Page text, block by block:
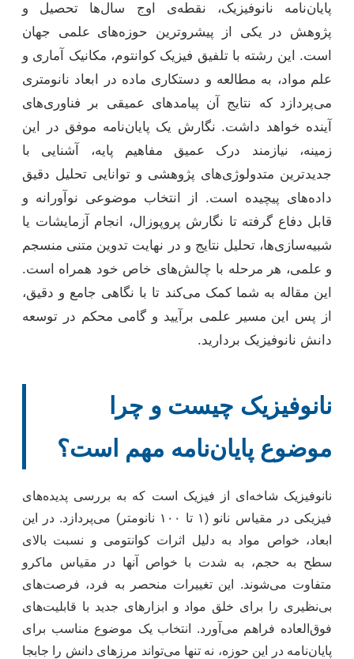
پایان‌نامه نانوفیزیک، نقطه‌ی اوج سال‌ها تحصیل و
پژوهش در یکی از پیشروترین حوزه‌های علمی جهان
است. این رشته با تلفیق فیزیک کوانتوم، مکانیک آماری و
علم مواد، به مطالعه و دستکاری ماده در ابعاد نانومتری
می‌پردازد که نتایج آن پیامدهای عمیقی بر فناوری‌های
آینده خواهد داشت. نگارش یک پایان‌نامه موفق در این
زمینه، نیازمند درک عمیق مفاهیم پایه، آشنایی با
جدیدترین متدولوژی‌های پژوهشی و توانایی تحلیل دقیق
داده‌های پیچیده است. از انتخاب موضوعی نوآورانه و
قابل دفاع گرفته تا نگارش پروپوزال، انجام آزمایشات یا
شبیه‌سازی‌ها، تحلیل نتایج و در نهایت تدوین متنی منسجم
و علمی، هر مرحله با چالش‌های خاص خود همراه است.
این مقاله به شما کمک می‌کند تا با نگاهی جامع و دقیق،
از پس این مسیر علمی برآیید و گامی محکم در توسعه
دانش نانوفیزیک بردارید.
نانوفیزیک چیست و چرا
موضوع پایان‌نامه مهم است؟
نانوفیزیک شاخه‌ای از فیزیک است که به بررسی پدیده‌های
فیزیکی در مقیاس نانو (۱ تا ۱۰۰ نانومتر) می‌پردازد. در این
ابعاد، خواص مواد به دلیل اثرات کوانتومی و نسبت بالای
سطح به حجم، به شدت با خواص آنها در مقیاس ماکرو
متفاوت می‌شوند. این تغییرات منحصر به فرد، فرصت‌های
بی‌نظیری را برای خلق مواد و ابزارهای جدید با قابلیت‌های
فوق‌العاده فراهم می‌آورد. انتخاب یک موضوع مناسب برای
پایان‌نامه در این حوزه، نه تنها می‌تواند مرزهای دانش را جابجا